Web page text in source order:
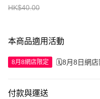
HK$40.00
本商品適用活動
8月8網店限定 🗓️8月8日網店
付款與運送